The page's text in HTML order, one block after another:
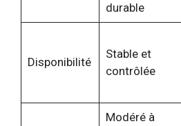
durable
Disponibilité
Stable et
contrôlée
Modéré à